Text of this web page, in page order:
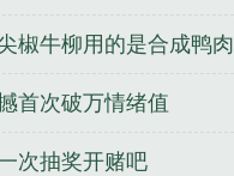
椒牛柳用的是合成鸭肉
首次破万情绪值
次抽奖开赌吧